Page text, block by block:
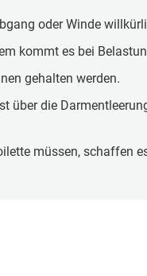
oder Winde
kommt es bei
gehalten werden.
über die
müssen, schaffen